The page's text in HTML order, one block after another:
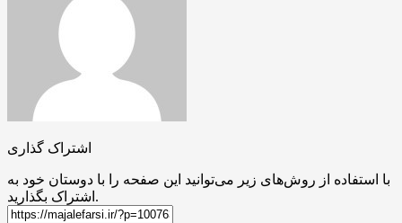
اشتراک گذاری
با استفاده از روش‌های زیر می‌توانید این صفحه را با دوستان خود به
اشتراک بگذارید.